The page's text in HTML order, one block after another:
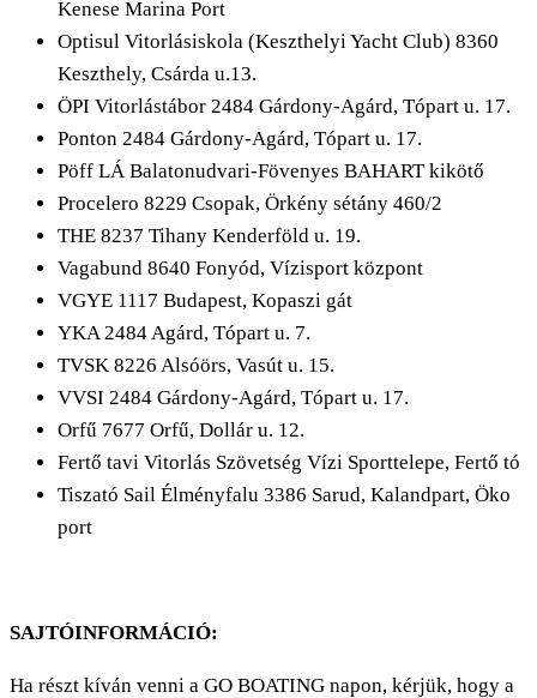
Kenese Marina Port
Optisul Vitorlásiskola (Keszthelyi Yacht Club) 8360
Keszthely, Csárda u.13.
ÖPI Vitorlástábor 2484 Gárdony-Agárd, Tópart u. 17.
Ponton 2484 Gárdony-Agárd, Tópart u. 17.
Pöff LÁ Balatonudvari-Fövenyes BAHART kikötő
Procelero 8229 Csopak, Örkény sétány 460/2
THE 8237 Tihany Kenderföld u. 19.
Vagabund 8640 Fonyód, Vízisport központ
VGYE 1117 Budapest, Kopaszi gát
YKA 2484 Agárd, Tópart u. 7.
TVSK 8226 Alsóörs, Vasút u. 15.
VVSI 2484 Gárdony-Agárd, Tópart u. 17.
Orfű 7677 Orfű, Dollár u. 12.
Fertő tavi Vitorlás Szövetség Vízi Sporttelepe, Fertő tó
Tiszató Sail Élményfalu 3386 Sarud, Kalandpart, Öko
port
SAJTÓINFORMÁCIÓ:
Ha részt kíván venni a GO BOATING napon, kérjük, hogy a